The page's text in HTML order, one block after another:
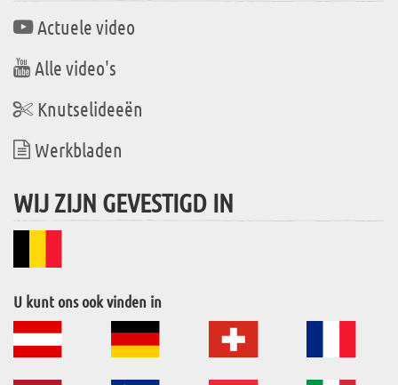
Actuele video
Alle video's
Knutselideeën
Werkbladen
WIJ ZIJN GEVESTIGD IN
U kunt ons ook vinden in